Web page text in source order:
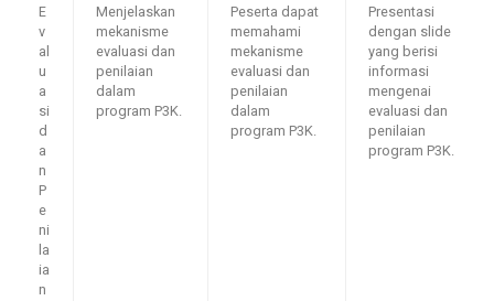
E
v
al
u
a
si
d
a
n
P
e
ni
la
ia
n
Menjelaskan
mekanisme
evaluasi dan
penilaian
dalam
program P3K.
Peserta dapat
memahami
mekanisme
evaluasi dan
penilaian
dalam
program P3K.
Presentasi
dengan slide
yang berisi
informasi
mengenai
evaluasi dan
penilaian
program P3K.